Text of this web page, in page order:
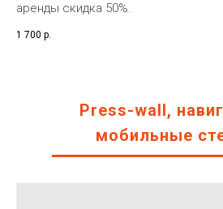
аренды скидка 50%.
1 700 р.
Press-wall,
мобильные